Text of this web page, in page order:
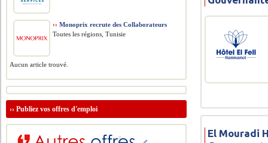
El Mouradi
›› Monoprix recrute des Collaborateurs
Toutes les régions, Tunisie
Aucun article trouvé.
››Publiez vos offres d'emploi